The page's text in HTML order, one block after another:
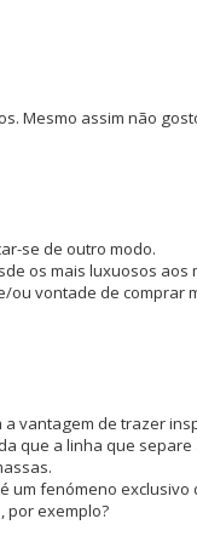
Mesmo assim não
se de outro modo.
os mais luxuosos aos
ou vontade de comprar
vantagem de trazer
que a linha que separe
um fenómeno
por exemplo?